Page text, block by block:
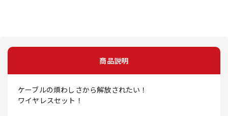
商品説明
ケーブルの煩わしさから解放されたい！
ワイヤレスセット！